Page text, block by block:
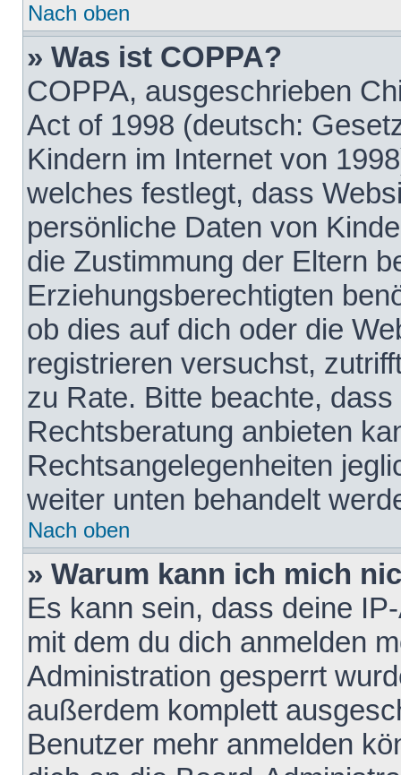
Nach oben
» Was ist COPPA?
COPPA, ausgeschrieben
Act of 1998 (deutsch:
Kindern im Internet von
welches festlegt, dass
persönliche Daten von
die Zustimmung der Eltern
Erziehungsberechtigten
ob dies auf dich oder die
registrieren versuchst,
zu Rate. Bitte beachte,
Rechtsberatung anbieten
Rechtsangelegenheiten
weiter unten behandelt
Nach oben
» Warum kann ich mich
Es kann sein, dass deine
mit dem du dich anmelden
Administration gesperrt
außerdem komplett
Benutzer mehr anmelden